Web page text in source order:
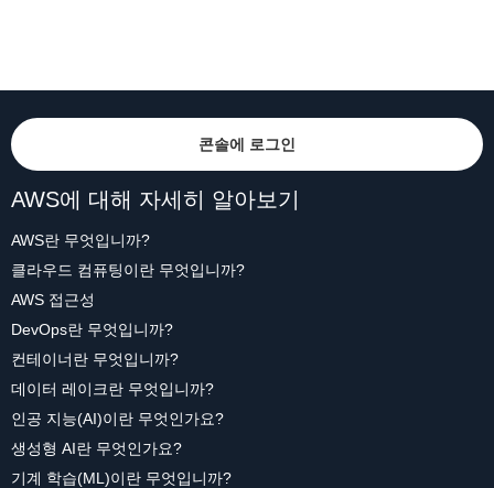
콘솔에 로그인
AWS에 대해 자세히 알아보기
AWS란 무엇입니까?
클라우드 컴퓨팅이란 무엇입니까?
AWS 접근성
DevOps란 무엇입니까?
컨테이너란 무엇입니까?
데이터 레이크란 무엇입니까?
인공 지능(AI)이란 무엇인가요?
생성형 AI란 무엇인가요?
기계 학습(ML)이란 무엇입니까?